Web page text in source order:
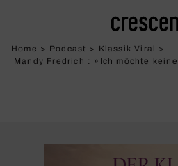
Home > Podcast > Klassik Viral >
Mandy Fredrich : »Ich möchte